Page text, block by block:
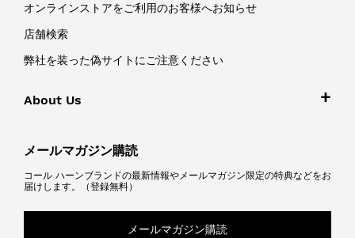
オンラインストアをご利用のお客様へお知らせ
店舗検索
弊社を装った偽サイトにご注意ください
About Us
メールマガジン購読
コール ハーンブランドの最新情報やメールマガジン限定の特典などをお
届けします。（登録無料）
メールマガジン購読